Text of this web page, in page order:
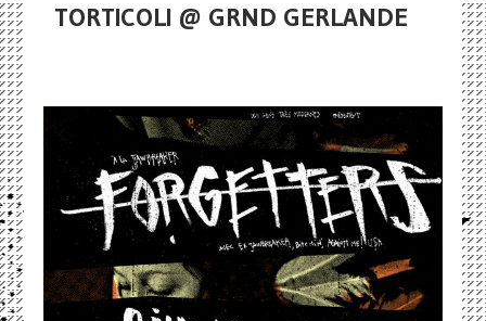
TORTICOLI @ GRND GERLANDE